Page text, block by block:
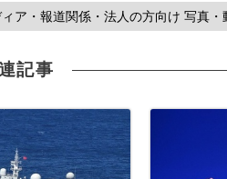
ィア・報道関係・法人の方向け 写真
記事